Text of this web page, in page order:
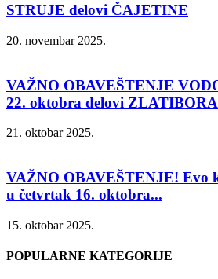
STRUJE delovi ČAJETINE
20. novembar 2025.
VAŽNO OBAVEŠTENJE
22. oktobra delovi
21. oktobar 2025.
VAŽNO OBAVEŠTENJE! Evo
u četvrtak 16. oktobra...
15. oktobar 2025.
POPULARNE KATEGORIJE